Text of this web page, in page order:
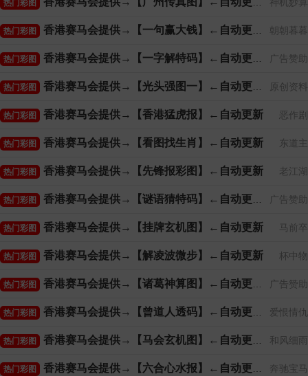
神机妙算
热门彩图
朝朝暮暮
热门彩图 香港赛马会提供→【一句赢大钱】←自动更新
广告赞助
热门彩图 香港赛马会提供→【一字解特码】←自动更新
原创资料
热门彩图 香港赛马会提供→【光头强图一】←自动更新
恶作剧
热门彩图 香港赛马会提供→【香港猛虎报】←自动更新
东道主
热门彩图 香港赛马会提供→【看图找生肖】←自动更新
老江湖
热门彩图 香港赛马会提供→【先锋报彩图】←自动更新
广告赞助
热门彩图 香港赛马会提供→【谜语猜特码】←自动更新
马前卒
热门彩图 香港赛马会提供→【挂牌玄机图】←自动更新
杯中物
热门彩图 香港赛马会提供→【解凌波微步】←自动更新
广告赞助
热门彩图 香港赛马会提供→【诸葛神算图】←自动更新
爱恨情仇
热门彩图 香港赛马会提供→【曾道人透码】←自动更新
和风细雨
热门彩图 香港赛马会提供→【马会玄机图】←自动更新
奔驰宝马
热门彩图 香港赛马会提供→【六合心水报】←自动更新